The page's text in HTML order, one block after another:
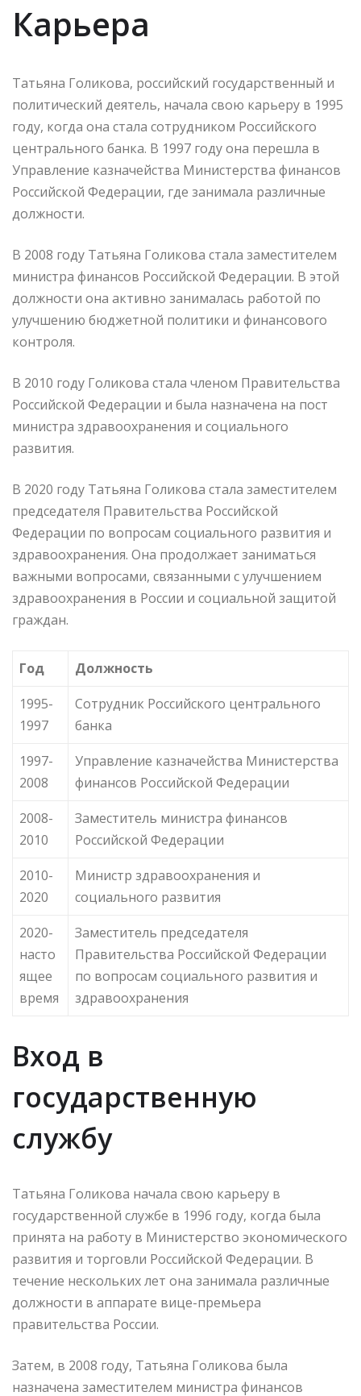
Карьера
Татьяна Голикова, российский государственный и
политический деятель, начала свою карьеру в 1995
году, когда она стала сотрудником Российского
центрального банка. В 1997 году она перешла в
Управление казначейства Министерства финансов
Российской Федерации, где занимала различные
должности.
В 2008 году Татьяна Голикова стала заместителем
министра финансов Российской Федерации. В этой
должности она активно занималась работой по
улучшению бюджетной политики и финансового
контроля.
В 2010 году Голикова стала членом Правительства
Российской Федерации и была назначена на пост
министра здравоохранения и социального
развития.
В 2020 году Татьяна Голикова стала заместителем
председателя Правительства Российской
Федерации по вопросам социального развития и
здравоохранения. Она продолжает заниматься
важными вопросами, связанными с улучшением
здравоохранения в России и социальной защитой
граждан.
Год
Должность
1995-
1997
Сотрудник Российского центрального
банка
1997-
2008
Управление казначейства Министерства
финансов Российской Федерации
2008-
2010
Заместитель министра финансов
Российской Федерации
2010-
2020
Министр здравоохранения и
социального развития
2020-
насто
ящее
время
Заместитель председателя
Правительства Российской Федерации
по вопросам социального развития и
здравоохранения
Вход в
государственную
службу
Татьяна Голикова начала свою карьеру в
государственной службе в 1996 году, когда была
принята на работу в Министерство экономического
развития и торговли Российской Федерации. В
течение нескольких лет она занимала различные
должности в аппарате вице-премьера
правительства России.
Затем, в 2008 году, Татьяна Голикова была
назначена заместителем министра финансов